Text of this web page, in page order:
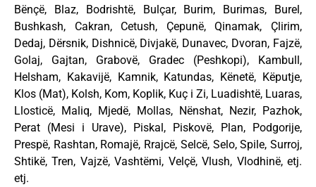
Bënçë, Blaz, Bodrishtë, Bulçar, Burim, Burimas, Burel,
Bushkash, Cakran, Cetush, Çepunë, Qinamak, Çlirim,
Dedaj, Dërsnik, Dishnicë, Divjakë, Dunavec, Dvoran, Fajzë,
Golaj, Gajtan, Grabovë, Gradec (Peshkopi), Kambull,
Helsham, Kakavijë, Kamnik, Katundas, Kënetë, Këputje,
Klos (Mat), Kolsh, Kom, Koplik, Kuç i Zi, Luadishtë, Luaras,
Llosticë, Maliq, Mjedë, Mollas, Nënshat, Nezir, Pazhok,
Perat (Mesi i Urave), Piskal, Piskovë, Plan, Podgorije,
Prespë, Rashtan, Romajë, Rrajcë, Selcë, Selo, Spile, Surroj,
Shtikë, Tren, Vajzë, Vashtëmi, Velçë, Vlush, Vlodhinë, etj.
etj.